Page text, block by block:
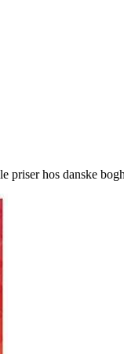
priser hos danske